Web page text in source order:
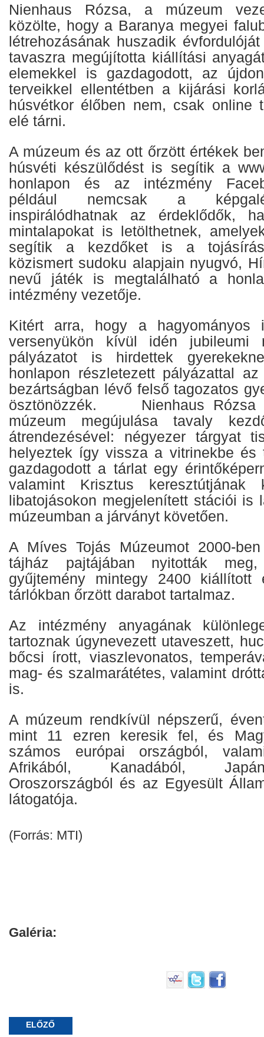
Nienhaus Rózsa, a múzeum
közölte, hogy a Baranya megyei
létrehozásának huszadik
tavaszra megújította kiállítási
elemekkel is gazdagodott, az
terveikkel ellentétben a kijárási
húsvétkor élőben nem, csak online
elé tárni.
A múzeum és az ott őrzött értékek
húsvéti készülődést is segítik a
honlapon és az intézmény
például nemcsak a
inspirálódhatnak az érdeklődők,
mintalapokat is letölthetnek,
segítik a kezdőket is a
közismert sudoku alapjain nyugvó,
nevű játék is megtalálható a
intézmény vezetője.
Kitért arra, hogy a hagyományos
versenyükön kívül idén jubileumi
pályázatot is hirdettek
honlapon részletezett pályázattal
bezártságban lévő felső tagozatos
ösztönözzék. Nienhaus Rózsa
múzeum megújulása tavaly
átrendezésével: négyezer tárgyat
helyeztek így vissza a vitrinekbe és
gazdagodott a tárlat egy
valamint Krisztus keresztútjának
libatojásokon megjelenített stációi is
múzeumban a járványt követően.
A Míves Tojás Múzeumot 2000-
tájház pajtájában nyitották
gyűjtemény mintegy 2400 kiállított
tárlókban őrzött darabot tartalmaz.
Az intézmény anyagának
tartoznak úgynevezett utaveszett,
bőcsi írott, viaszlevonatos,
mag- és szalmarátétes, valamint
is.
A múzeum rendkívül népszerű,
mint 11 ezren keresik fel, és
számos európai országból,
Afrikából, Kanadából,
Oroszországból és az Egyesült
látogatója.
(Forrás: MTI)
Galéria:
ELŐZŐ